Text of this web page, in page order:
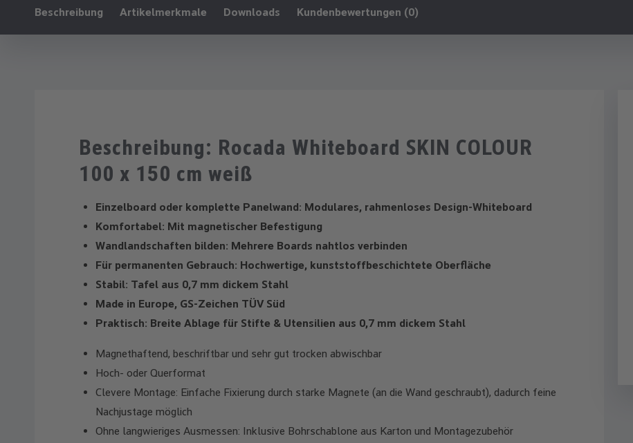
Ankerlink:
Beschreibung Artikelmerkmale Downloads Kundenbewertungen (0)
Beschreibung: Rocada Whiteboard SKIN COLOUR
100 x 150 cm weiß
Einzelboard oder komplette Panelwand: Modulares, rahmenloses Design-Whiteboard
Komfortabel: Mit magnetischer Befestigung
Wandlandschaften bilden: Mehrere Boards nahtlos verbinden
Für permanenten Gebrauch: Hochwertige, kunststoffbeschichtete Oberfläche
Stabil: Tafel aus 0,7 mm dickem Stahl
Made in Europe, GS-Zeichen TÜV Süd
Praktisch: Breite Ablage für Stifte & Utensilien aus 0,7 mm dickem Stahl
Magnethaftend, beschriftbar und sehr gut trocken abwischbar
Hoch- oder Querformat
Clevere Montage: Einfache Fixierung durch starke Magnete (an die Wand geschraubt), dadurch feine
Nachjustage möglich
Ohne langwieriges Ausmessen: Inklusive Bohrschablone aus Karton und Montagezubehör